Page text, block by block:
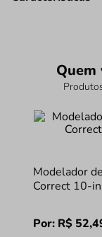
Quem
Modelador
Correct 10-
Por: R$ 52,